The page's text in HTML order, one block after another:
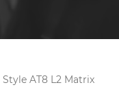
Style AT8 L2 Matrix